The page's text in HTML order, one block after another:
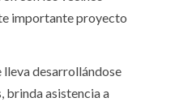
importante proyecto
lleva desarrollándose
brinda asistencia a